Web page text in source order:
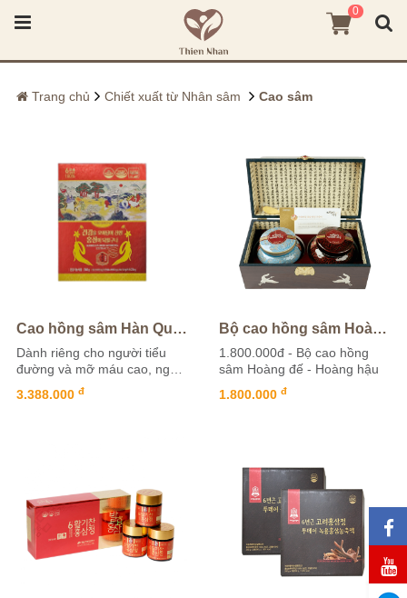
0
Trang chủ Chiết xuất từ Nhân sâm Cao sâm
Cao hồng sâm Hàn Quốc 240g – 7mg/g (New) – Daedong
Dành riêng cho người tiểu
đường và mỡ máu cao, ngăn
chặn lão hóa và ung thư
3.388.000 đ
Bộ cao hồng sâm Hoàng đế - Hoàng hậu
1.800.000đ - Bộ cao hồng
sâm Hoàng đế - Hoàng hậu
1.800.000 đ